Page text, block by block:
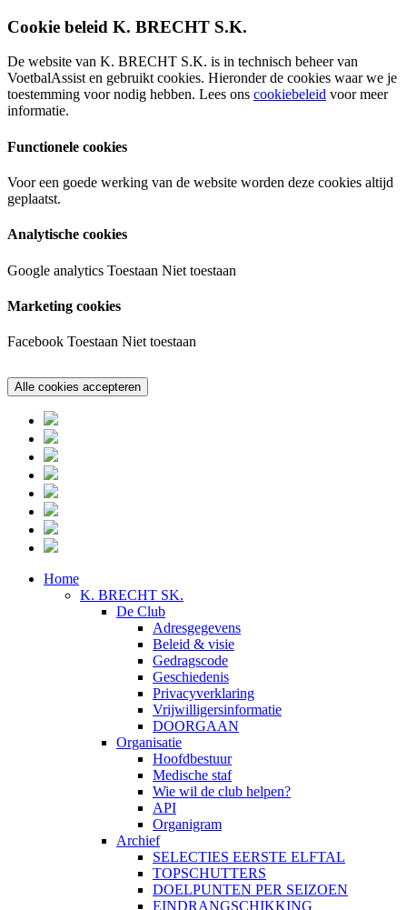
Cookie beleid K. BRECHT S.K.
De website van K. BRECHT S.K. is in technisch beheer van
VoetbalAssist en gebruikt cookies. Hieronder de cookies waar we je
toestemming voor nodig hebben. Lees ons cookiebeleid voor meer
informatie.
Functionele cookies
Voor een goede werking van de website worden deze cookies altijd
geplaatst.
Analytische cookies
Google analytics Toestaan Niet toestaan
Marketing cookies
Facebook Toestaan Niet toestaan
Home
K. BRECHT SK.
De Club
Adresgegevens
Beleid & visie
Gedragscode
Geschiedenis
Privacyverklaring
Vrijwilligersinformatie
DOORGAAN
Organisatie
Hoofdbestuur
Medische staf
Wie wil de club helpen?
API
Organigram
Archief
SELECTIES EERSTE ELFTAL
TOPSCHUTTERS
DOELPUNTEN PER SEIZOEN
EINDRANGSCHIKKING